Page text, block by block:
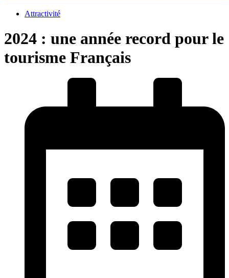
Attractivité
2024 : une année record pour le
tourisme Français